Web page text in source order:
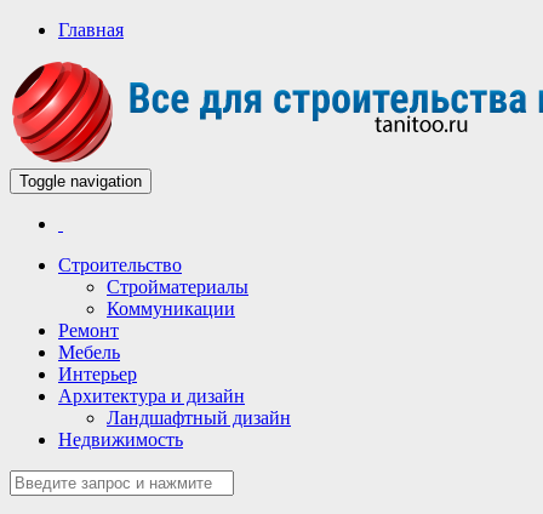
Главная
Строительный портал
Всё для строительства и ремонта
Toggle navigation
Строительство
Стройматериалы
Коммуникации
Ремонт
Мебель
Интерьер
Архитектура и дизайн
Ландшафтный дизайн
Недвижимость